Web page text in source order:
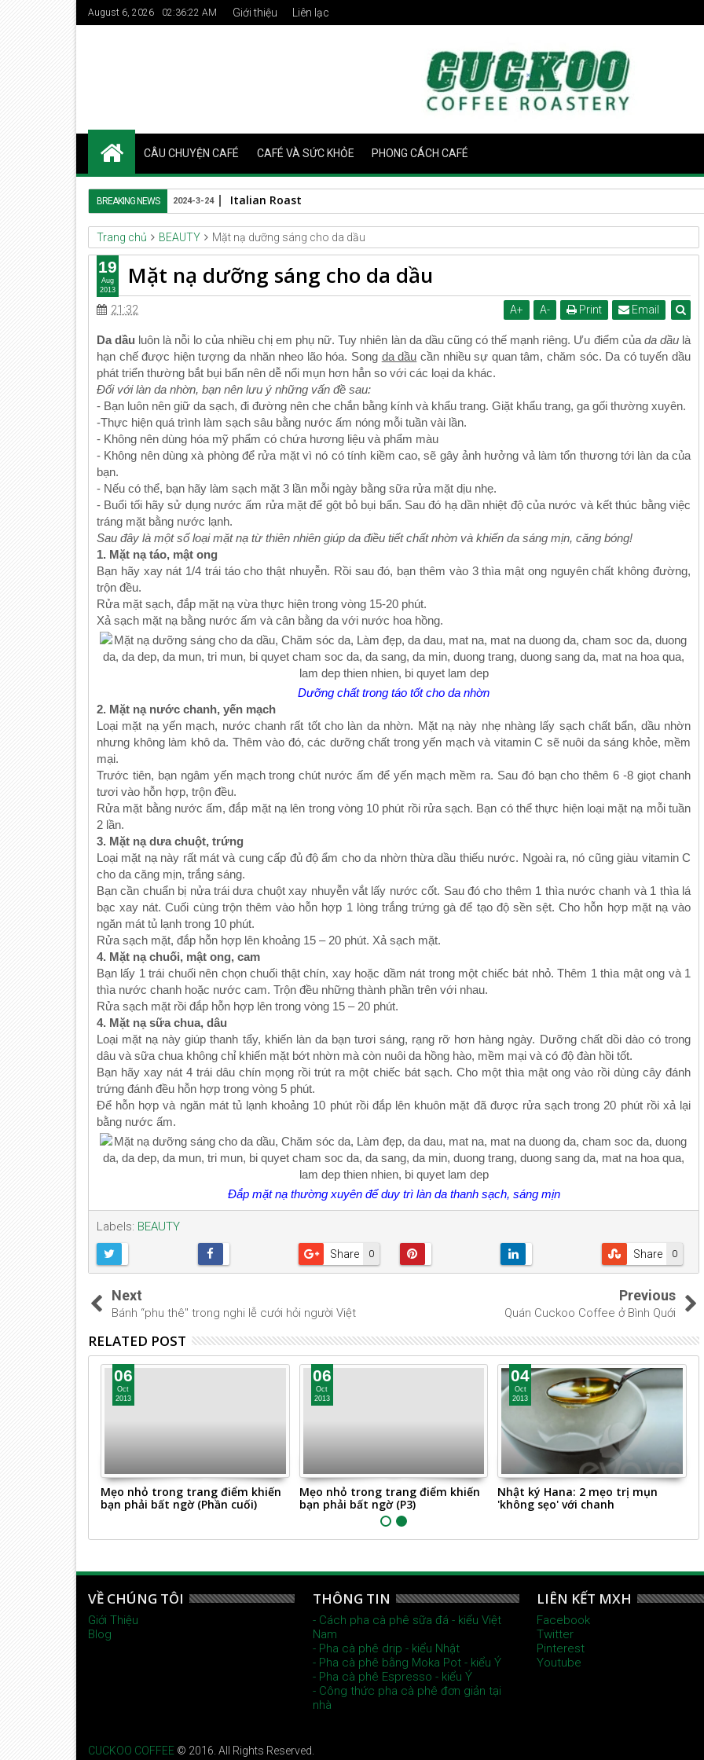
August 6, 2026 02:36:22 AM Giới thiệu Liên lạc
CÂU CHUYỆN CAFÉ CAFÉ VÀ SỨC KHỎE PHONG CÁCH CAFÉ
BREAKING NEWS Italian Roast
2024-3-24
Trang chủ BEAUTY Mặt nạ dưỡng sáng cho da dầu
Mặt nạ dưỡng sáng cho da dầu
21:32 A+ A- Print Email
Da dầu luôn là nỗi lo của nhiều chị em phụ nữ. Tuy nhiên làn da dầu cũng có thế mạnh riêng. Ưu điểm của da dầulà
hạn chế được hiện tượng da nhăn nheo lão hóa. Song da dầu cần nhiều sự quan tâm, chăm sóc. Da có tuyến dầu
phát triển thường bắt bụi bẩn nên dễ nổi mụn hơn hẳn so với các loại da khác.
Đối với làn da nhờn, bạn nên lưu ý những vấn đề sau:
- Bạn luôn nên giữ da sạch, đi đường nên che chắn bằng kính và khẩu trang. Giặt khẩu trang, ga gối thường xuyên.
-Thực hiện quá trình làm sạch sâu bằng nước ấm nóng mỗi tuần vài lần.
- Không nên dùng hóa mỹ phẩm có chứa hương liệu và phẩm màu
- Không nên dùng xà phòng để rửa mặt vì nó có tính kiềm cao, sẽ gây ảnh hưởng vả làm tổn thương tới làn da của
bạn.
- Nếu có thể, bạn hãy làm sạch mặt 3 lần mỗi ngày bằng sữa rửa mặt dịu nhẹ.
- Buổi tối hãy sử dụng nước ấm rửa mặt để gột bỏ bụi bẩn. Sau đó hạ dần nhiệt độ của nước và kết thúc bằng việc
tráng mặt bằng nước lạnh.
Sau đây là một số loại mặt nạ từ thiên nhiên giúp da điều tiết chất nhờn và khiến da sáng mịn, căng bóng!
1. Mặt nạ táo, mật ong
Bạn hãy xay nát 1/4 trái táo cho thật nhuyễn. Rồi sau đó, bạn thêm vào 3 thìa mật ong nguyên chất không đường,
trộn đều.
Rửa mặt sạch, đắp mặt nạ vừa thực hiện trong vòng 15-20 phút.
Xả sạch mặt nạ bằng nước ấm và cân bằng da với nước hoa hồng.
Dưỡng chất trong táo tốt cho da nhờn
2. Mặt nạ nước chanh, yến mạch
Loại mặt nạ yến mạch, nước chanh rất tốt cho làn da nhờn. Mặt nạ này nhẹ nhàng lấy sạch chất bẩn, dầu nhờn
nhưng không làm khô da. Thêm vào đó, các dưỡng chất trong yến mạch và vitamin C sẽ nuôi da sáng khỏe, mềm
mại.
Trước tiên, bạn ngâm yến mạch trong chút nước ấm để yến mạch mềm ra. Sau đó bạn cho thêm 6 -8 giọt chanh
tươi vào hỗn hợp, trộn đều.
Rửa mặt bằng nước ấm, đắp mặt nạ lên trong vòng 10 phút rồi rửa sạch. Bạn có thể thực hiện loại mặt nạ mỗi tuần
2 lần.
3. Mặt nạ dưa chuột, trứng
Loại mặt nạ này rất mát và cung cấp đủ độ ẩm cho da nhờn thừa dầu thiếu nước. Ngoài ra, nó cũng giàu vitamin C
cho da căng mịn, trắng sáng.
Bạn cần chuẩn bị nửa trái dưa chuột xay nhuyễn vắt lấy nước cốt. Sau đó cho thêm 1 thìa nước chanh và 1 thìa lá
bạc xay nát. Cuối cùng trộn thêm vào hỗn hợp 1 lòng trắng trứng gà để tạo độ sền sệt. Cho hỗn hợp mặt nạ vào
ngăn mát tủ lạnh trong 10 phút.
Rửa sạch mặt, đắp hỗn hợp lên khoảng 15 – 20 phút. Xả sạch mặt.
4. Mặt nạ chuối, mật ong, cam
Bạn lấy 1 trái chuối nên chọn chuối thật chín, xay hoặc dầm nát trong một chiếc bát nhỏ. Thêm 1 thìa mật ong và 1
thìa nước chanh hoặc nước cam. Trộn đều những thành phần trên với nhau.
Rửa sạch mặt rồi đắp hỗn hợp lên trong vòng 15 – 20 phút.
4. Mặt nạ sữa chua, dâu
Loại mặt nạ này giúp thanh tẩy, khiến làn da bạn tươi sáng, rạng rỡ hơn hàng ngày. Dưỡng chất dồi dào có trong
dâu và sữa chua không chỉ khiến mặt bớt nhờn mà còn nuôi da hồng hào, mềm mại và có độ đàn hồi tốt.
Bạn hãy xay nát 4 trái dâu chín mọng rồi trút ra một chiếc bát sạch. Cho một thìa mật ong vào rồi dùng cây đánh
trứng đánh đều hỗn hợp trong vòng 5 phút.
Để hỗn hợp và ngăn mát tủ lạnh khoảng 10 phút rồi đắp lên khuôn mặt đã được rửa sạch trong 20 phút rồi xả lại
bằng nước ấm.
Đắp mặt nạ thường xuyên để duy trì làn da thanh sạch, sáng mịn
Labels: BEAUTY
0
Share 0
Share
19
Aug
2013
Next
Bánh “phu thê" trong nghi lễ cưới hỏi người Việt
Previous
Quán Cuckoo Coffee ở Bình Quới
RELATED POST
06
Oct
2013
Mẹo nhỏ trong trang điểm khiến
bạn phải bất ngờ (Phần cuối)
06
Oct
2013
Mẹo nhỏ trong trang điểm khiến
bạn phải bất ngờ (P3)
04
Oct
2013
Nhật ký Hana: 2 mẹo trị mụn
'không sẹo' với chanh
VỀ CHÚNG TÔI
Giới Thiệu
Blog
THÔNG TIN
- Cách pha cà phê sữa đá - kiểu Việt
Nam
- Pha cà phê drip - kiểu Nhật
- Pha cà phê bằng Moka Pot - kiểu Ý
- Pha cà phê Espresso - kiểu Ý
- Công thức pha cà phê đơn giản tại
nhà
LIÊN KẾT MXH
Facebook
Twitter
Pinterest
Youtube
CUCKOO COFFEE © 2016. All Rights Reserved.